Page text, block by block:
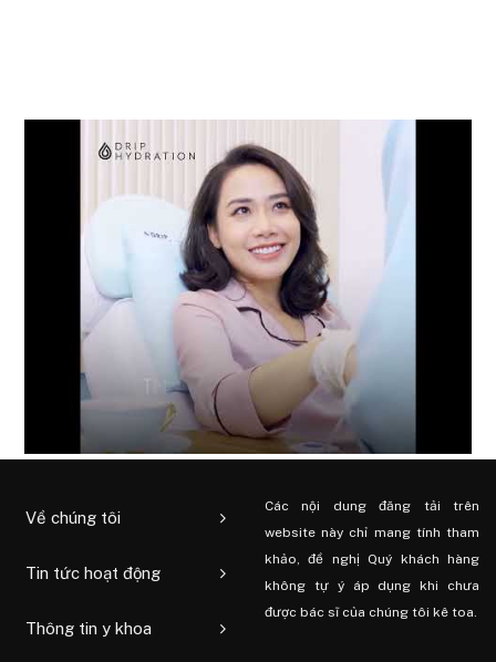
Về chúng tôi
Tin tức hoạt động
Thông tin y khoa
Các nội dung đăng tải trên
website này chỉ mang tính tham
khảo, đề nghị Quý khách hàng
không tự ý áp dụng khi chưa
được bác sĩ của chúng tôi kê toa.